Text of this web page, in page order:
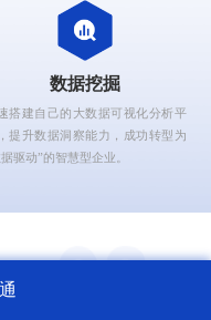
数据挖掘
搭建自己的大数据可视化分析平
提升数据洞察能力，成功转型为
驱动”的智慧型企业。
力